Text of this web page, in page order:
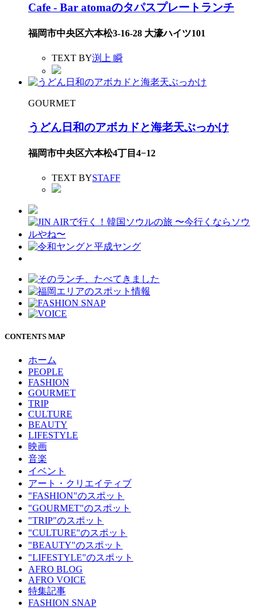
Cafe - Bar atomaのタパスプレートランチ
福岡市中央区六本松3-16-28 大濠ハイツ101
TEXT BY渕上 瞬
GOURMET
うどん日和のアボカドと海老天ぶっかけ
福岡市中央区六本松4丁目4−12
TEXT BYSTAFF
CONTENTS MAP
ホーム
PEOPLE
FASHION
GOURMET
TRIP
CULTURE
BEAUTY
LIFESTYLE
映画
音楽
イベント
アート・クリエイティブ
"FASHION"のスポット
"GOURMET"のスポット
"TRIP"のスポット
"CULTURE"のスポット
"BEAUTY"のスポット
"LIFESTYLE"のスポット
AFRO BLOG
AFRO VOICE
特集記事
FASHION SNAP